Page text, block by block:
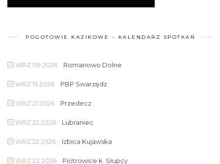
POGOTOWIE KAZIKOWE – KALENDARZ SPOTKAŃ
WRZ 09 2026 Romanowo Dolne
WRZ 15 2026 PBP Swarzędz
WRZ 21 2026 Przedecz
WRZ 22 2026 Lubraniec
WRZ 22 2026 Izbica Kujawska
WRZ 23 2026 Piotrowice k. Słupcy